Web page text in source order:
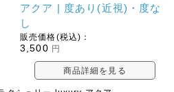
アクア | 度あり(近視)・度な
し
販売価格(税込)：
3,500 円
商品詳細を見る